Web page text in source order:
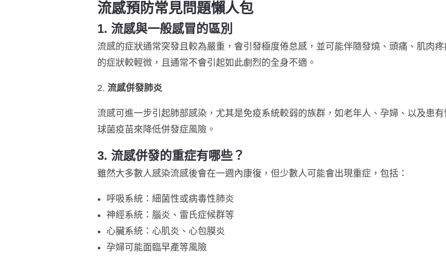
流感預防常見問題懶人包
1. 流感與一般感冒的區別
流感的症狀通常突發且較為嚴重，會引發極度倦怠感，並可能伴隨發燒、頭痛、肌肉
的症狀較輕微，且通常不會引起如此劇烈的全身不適。
2. 流感併發肺炎
流感可進一步引起肺部感染，尤其是免疫系統較弱的族群，如老年人、孕婦、以及患
球菌疫苗來降低併發症風險。
3. 流感併發的重症有哪些？
雖然大多數人感染流感後會在一週內康復，但少數人可能會出現重症，包括：
呼吸系統：細菌性或病毒性肺炎
神經系統：腦炎、雷氏症候群等
心臟系統：心肌炎、心包膜炎
孕婦可能面臨早產等風險